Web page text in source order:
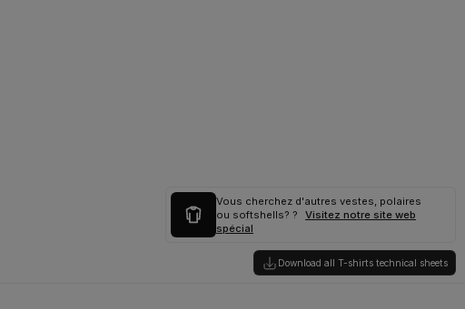
Vous cherchez d'autres vestes, polaires
ou softshells? ?
Visitez notre site web
spécial
Download all T-shirts technical sheets